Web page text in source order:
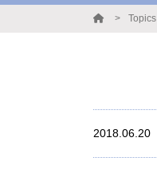
Topics
2018.06.20